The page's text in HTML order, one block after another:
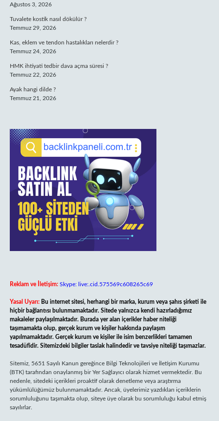
Ağustos 3, 2026
Tuvalete kostik nasıl dökülür ?
Temmuz 29, 2026
Kas, eklem ve tendon hastalıkları nelerdir ?
Temmuz 24, 2026
HMK ihtiyati tedbir dava açma süresi ?
Temmuz 22, 2026
Ayak hangi dilde ?
Temmuz 21, 2026
Reklam ve İletişim: Skype: live:.cid.575569c608265c69
Yasal Uyarı: Bu internet sitesi, herhangi bir marka, kurum veya şahıs şirketi ile
hiçbir bağlantısı bulunmamaktadır. Sitede yalnızca kendi hazırladığımız
makaleler paylaşılmaktadır. Burada yer alan içerikler haber niteliği
taşımamakta olup, gerçek kurum ve kişiler hakkında paylaşım
yapılmamaktadır. Gerçek kurum ve kişiler ile isim benzerlikleri tamamen
tesadüfidir. Sitemizdeki bilgiler taslak halindedir ve tavsiye niteliği taşımazlar.
Sitemiz, 5651 Sayılı Kanun gereğince Bilgi Teknolojileri ve İletişim Kurumu
(BTK) tarafından onaylanmış bir Yer Sağlayıcı olarak hizmet vermektedir. Bu
nedenle, sitedeki içerikleri proaktif olarak denetleme veya araştırma
yükümlülüğümüz bulunmamaktadır. Ancak, üyelerimiz yazdıkları içeriklerin
sorumluluğunu taşımakta olup, siteye üye olarak bu sorumluluğu kabul etmiş
sayılırlar.